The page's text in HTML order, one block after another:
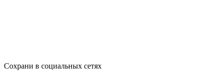
Сохрани в социальных сетях